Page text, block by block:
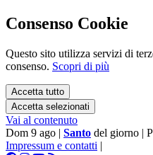
Consenso Cookie
Questo sito utilizza servizi di
consenso. Scopri di più
Accetta tutto
Accetta selezionati
Vai al contenuto
Dom 9 ago | Santo del giorno |
Impressum e contatti |